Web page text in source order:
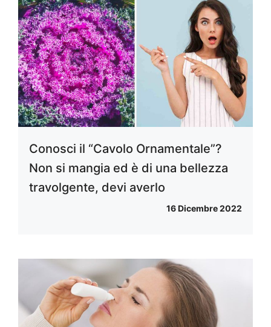
Conosci il “Cavolo Ornamentale”?
Non si mangia ed è di una bellezza
travolgente, devi averlo
16 Dicembre 2022